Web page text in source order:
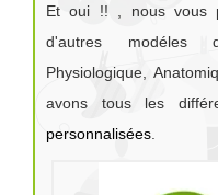
Et oui !! , nous vous
d'autres modéles
Physiologique,
avons tous les
personnalisées